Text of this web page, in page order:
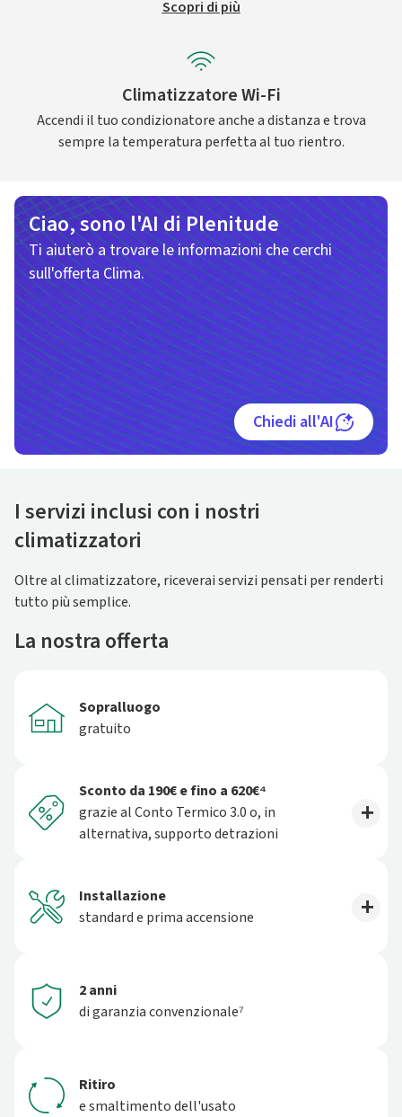
Scopri di più
Climatizzatore Wi-Fi
Accendi il tuo condizionatore anche a distanza e trova
sempre la temperatura perfetta al tuo rientro.
Ciao, sono l'AI di Plenitude
Ti aiuterò a trovare le informazioni che cerchi
sull'offerta Clima.
Chiedi all'AI
I servizi inclusi con i nostri
climatizzatori
Oltre al climatizzatore, riceverai servizi pensati per renderti
tutto più semplice.
La nostra offerta
Sopralluogo
gratuito
Sconto da 190€ e fino a 620€⁴
grazie al Conto Termico 3.0 o, in
alternativa, supporto detrazioni
Installazione
standard e prima accensione
2 anni
di garanzia convenzionale⁷
Ritiro
e smaltimento dell'usato